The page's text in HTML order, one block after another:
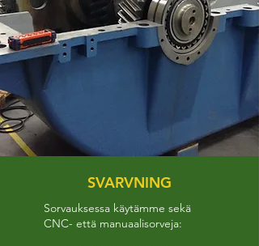
SVARVNING
Sorvauksessa käytämme sekä
CNC- että manuaalisorveja: